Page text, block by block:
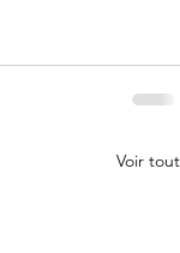
Voir tout